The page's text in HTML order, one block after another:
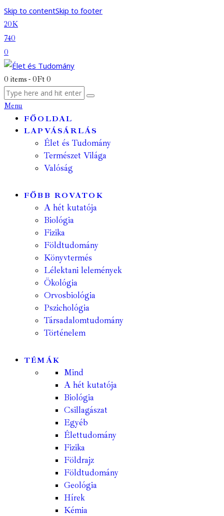
Skip to contentSkip to footer
20K
740
0
0 items - 0Ft 0
Menu
FŐOLDAL
LAPVÁSÁRLÁS
Élet és Tudomány
Természet Világa
Valóság
FŐBB ROVATOK
A hét kutatója
Biológia
Fizika
Földtudomány
Könyvtermés
Lélektani lelemények
Ökológia
Orvosbiológia
Pszichológia
Társadalomtudomány
Történelem
TÉMÁK
Mind
A hét kutatója
Biológia
Csillagászat
Egyéb
Élettudomány
Fizika
Földrajz
Földtudomány
Geológia
Hírek
Kémia